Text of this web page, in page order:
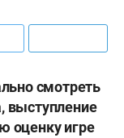
смотреть
выступление
оценку игре